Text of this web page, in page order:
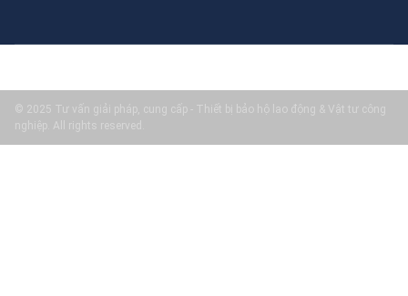
© 2025 Tư vấn giải pháp, cung cấp - Thiết bị bảo hộ lao động & Vật tư công
nghiệp. All rights reserved.